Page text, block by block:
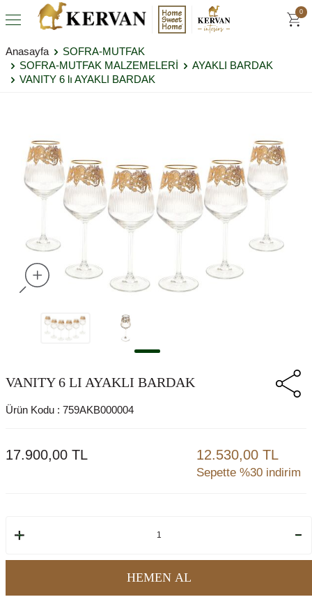
0
Anasayfa
SOFRA-MUTFAK
SOFRA-MUTFAK MALZEMELERİ
AYAKLI BARDAK
VANITY 6 lı AYAKLI BARDAK
VANITY 6 LI AYAKLI BARDAK
Ürün Kodu : 759AKB000004
17.900,00 TL 12.530,00 TL
Sepette %30 indirim
HEMEN AL